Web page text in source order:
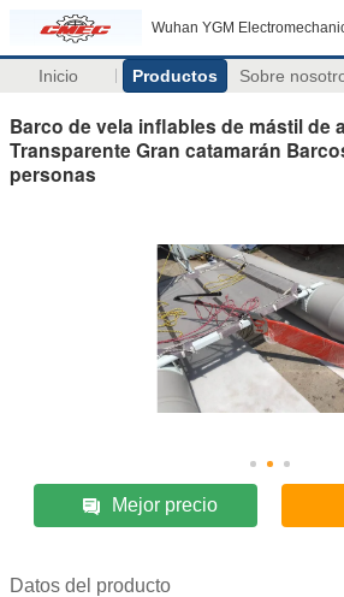
Wuhan YGM
Inicio Productos Sobre
Barco de vela inflables de mástil de
Transparente Gran catamarán
personas
Mejor precio
Datos del producto